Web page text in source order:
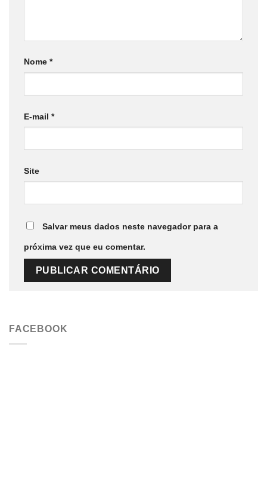
Nome *
E-mail *
Site
Salvar meus dados neste navegador para a
próxima vez que eu comentar.
FACEBOOK